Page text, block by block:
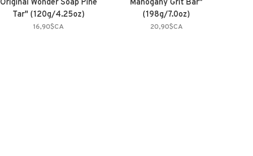
Original Wonder Soap Pine
Tar" (120g/4.25oz)
16,90$CA
Mahogany Grit Bar"
(198g/7.0oz)
20,90$CA